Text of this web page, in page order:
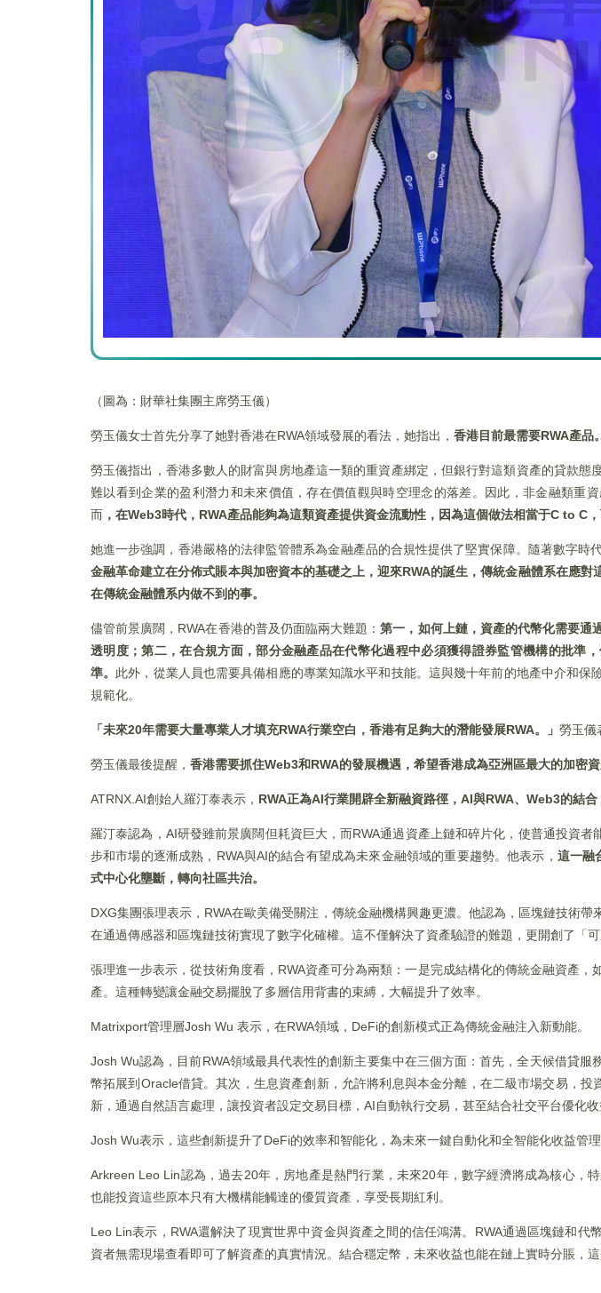
（圖為：財華社集團主席勞玉儀）
勞玉儀女士首先分享了她對香港在RWA領域發展的看法，她指出， 香港目前最需要RWA產品。
勞玉儀指出，香港多數人的財富與房地產這一類的重資產綁定，但銀行對這類資產的貸款
難以看到企業的盈利潛力和未來價值，存在價值觀與時空理念的落差。因此，非金融類重
而 ，在Web3時代，RWA產品能夠為這類資產提供資金流動性，因為這個做法相當于C to C
她進一步強調，香港嚴格的法律監管體系為金融產品的合規性提供了堅實保障。隨著數字時
金融革命建立在分佈式賬本與加密資本的基礎之上，迎來RWA的誕生，傳統金融體系在應
在傳統金融體系内做不到的事。
儘管前景廣闊，RWA在香港的普及仍面臨兩大難題：第一，如何上鏈，資產的代幣化需要通
透明度；第二，在合規方面，部分金融產品在代幣化過程中必須獲得證券監管機構的批準
準。 此外，從業人員也需要具備相應的專業知識水平和技能。這與幾十年前的地產中介和
規範化。
「未來20年需要大量專業人才填充RWA行業空白，香港有足夠大的潛能發展RWA。」 勞玉儀
勞玉儀最後提醒， 香港需要抓住Web3和RWA的發展機遇，希望香港成為亞洲區最大的加密資
ATRNX.AI創始人羅汀泰表示， RWA正為AI行業開辟全新融資路徑，AI與RWA、Web3的結合
羅汀泰認為，AI研發雖前景廣闊但耗資巨大，而RWA通過資產上鏈和碎片化，使普通投資
步和市場的逐漸成熟，RWA與AI的結合有望成為未來金融領域的重要趨勢。他表示， 這一融
式中心化壟斷，轉向社區共治。
DXG集團張理表示，RWA在歐美備受關注，傳統金融機構興趣更濃。他認為，區塊鏈技術
在通過傳感器和區塊鏈技術實現了數字化確權。這不僅解決了資產驗證的難題，更開創了「可
張理進一步表示，從技術角度看，RWA資產可分為兩類：一是完成結構化的傳統金融資產
產。這種轉變讓金融交易擺脫了多層信用背書的束縛，大幅提升了效率。
Matrixport管理層Josh Wu 表示，在RWA領域，DeFi的創新模式正為傳統金融注入新動能。
Josh Wu認為，目前RWA領域最具代表性的創新主要集中在三個方面：首先，全天候借貸
幣拓展到Oracle借貸。其次，生息資產創新，允許將利息與本金分離，在二級市場交易，
新，通過自然語言處理，讓投資者設定交易目標，AI自動執行交易，甚至結合社交平台優化收
Josh Wu表示，這些創新提升了DeFi的效率和智能化，為未來一鍵自動化和全智能化收益管理
Arkreen Leo Lin認為，過去20年，房地產是熱門行業，未來20年，數字經濟將成為核心，
也能投資這些原本只有大機構能觸達的優質資產，享受長期紅利。
Leo Lin表示，RWA還解決了現實世界中資金與資產之間的信任鴻溝。RWA通過區塊鏈和
資者無需現場查看即可了解資產的真實情況。結合穩定幣，未來收益也能在鏈上實時分賬，這